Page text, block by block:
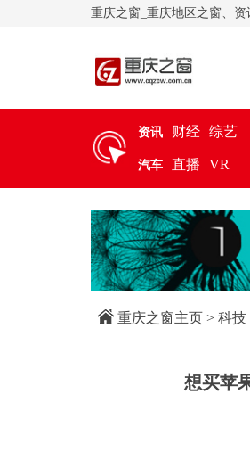
重庆之窗_重庆地区之窗、资
资讯 财经 综艺
汽车 直播 VR
重庆之窗主页 > 科技
想买苹